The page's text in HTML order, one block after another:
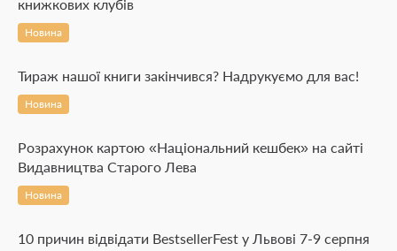
книжкових клубів
Новина
Тираж нашої книги закінчився? Надрукуємо для вас!
Новина
Розрахунок картою «Національний кешбек» на сайті
Видавництва Старого Лева
Новина
10 причин відвідати BestsellerFest у Львові 7-9 серпня